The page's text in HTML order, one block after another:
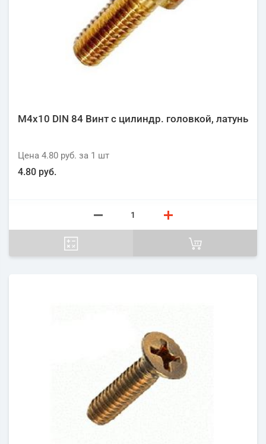
М4х10 DIN 84 Винт с цилиндр. головкой, латунь
Цена 4.80 руб. за 1 шт
4.80 руб.